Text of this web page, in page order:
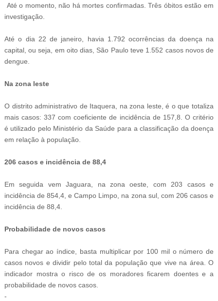
Até o momento, não há mortes confirmadas. Três óbitos estão em
investigação.
Até o dia 22 de janeiro, havia 1.792 ocorrências da doença na
capital, ou seja, em oito dias, São Paulo teve 1.552 casos novos de
dengue.
Na zona leste
O distrito administrativo de Itaquera, na zona leste, é o que totaliza
mais casos: 337 com coeficiente de incidência de 157,8. O critério
é utilizado pelo Ministério da Saúde para a classificação da doença
em relação à população.
206 casos e incidência de 88,4
Em seguida vem Jaguara, na zona oeste, com 203 casos e
incidência de 854,4, e Campo Limpo, na zona sul, com 206 casos e
incidência de 88,4.
Probabilidade de novos casos
Para chegar ao índice, basta multiplicar por 100 mil o número de
casos novos e dividir pelo total da população que vive na área. O
indicador mostra o risco de os moradores ficarem doentes e a
probabilidade de novos casos.
-